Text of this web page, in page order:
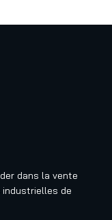
dans la vente
de